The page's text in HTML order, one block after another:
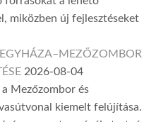
miközben új fejlesztéseket
2026-08-04
Mezőzombor és
kiemelt felújítása.